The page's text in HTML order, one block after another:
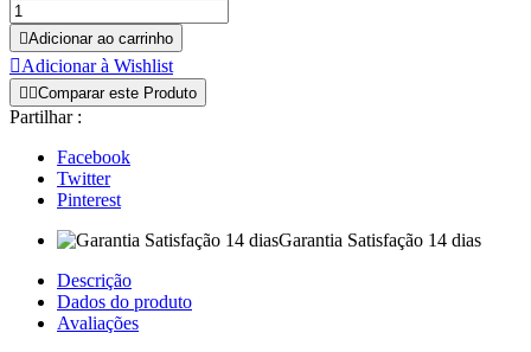
Adicionar ao carrinho
Adicionar à Wishlist
 Comparar este Produto
Partilhar :
Facebook
Twitter
Pinterest
Garantia Satisfação 14 dias
Descrição
Dados do produto
Avaliações